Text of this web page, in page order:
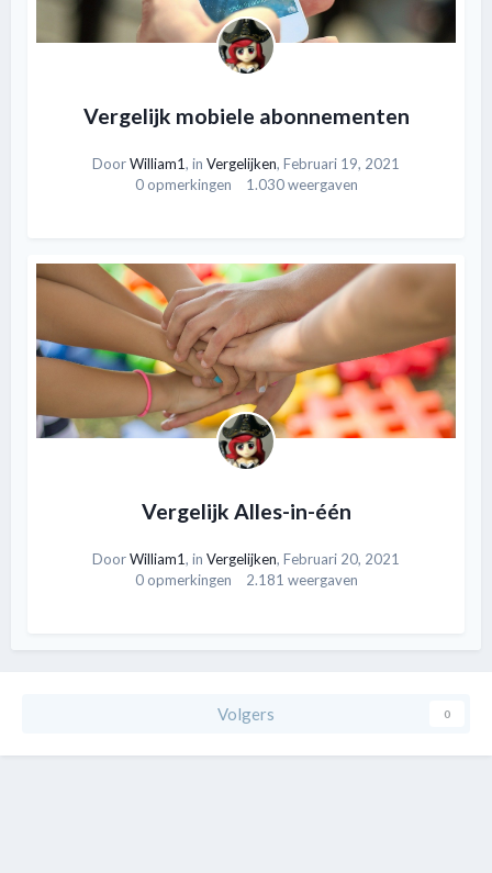
Vergelijk mobiele abonnementen
DoorWilliam1, in Vergelijken, Februari 19, 2021
0 opmerkingen
1.030 weergaven
Vergelijk Alles-in-één
DoorWilliam1, in Vergelijken, Februari 20, 2021
0 opmerkingen
2.181 weergaven
Volgers 0